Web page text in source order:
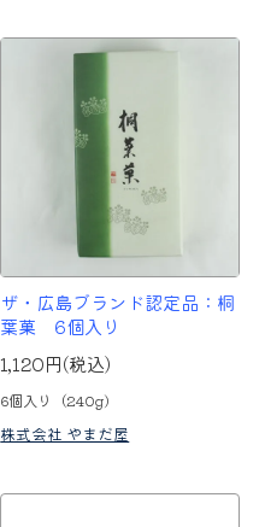
ザ・広島ブランド認定品：桐
葉菓 6個入り
1,120円(税込)
6個入り（240g)
株式会社 やまだ屋